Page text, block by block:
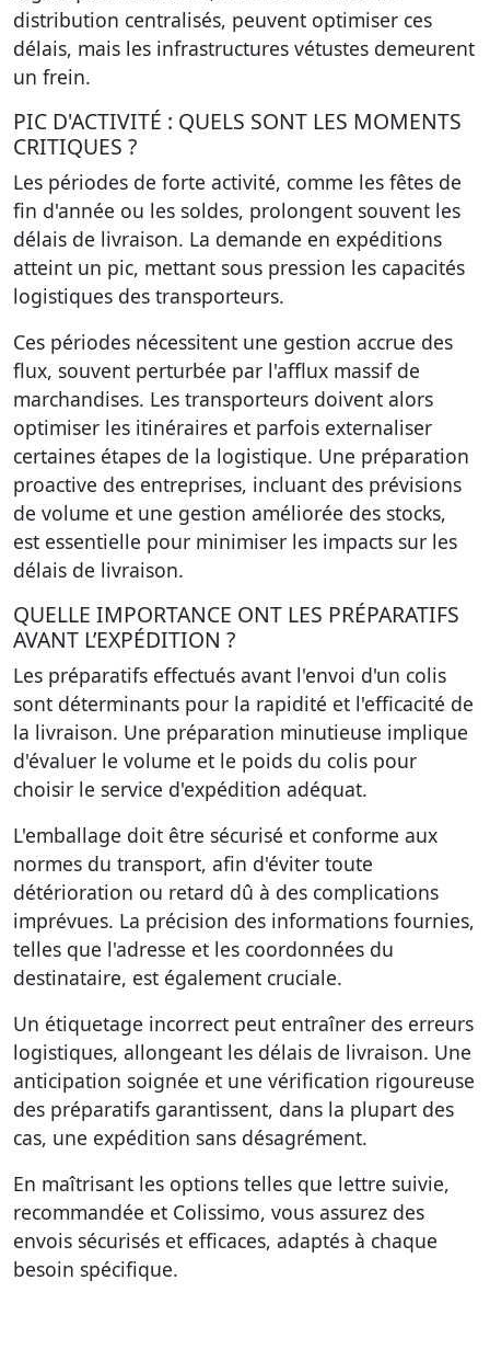
distribution centralisés, peuvent optimiser ces
délais, mais les infrastructures vétustes demeurent
un frein.
PIC D'ACTIVITÉ : QUELS SONT LES MOMENTS
CRITIQUES ?
Les périodes de forte activité, comme les fêtes de
fin d'année ou les soldes, prolongent souvent les
délais de livraison. La demande en expéditions
atteint un pic, mettant sous pression les capacités
logistiques des transporteurs.
Ces périodes nécessitent une gestion accrue des
flux, souvent perturbée par l'afflux massif de
marchandises. Les transporteurs doivent alors
optimiser les itinéraires et parfois externaliser
certaines étapes de la logistique. Une préparation
proactive des entreprises, incluant des prévisions
de volume et une gestion améliorée des stocks,
est essentielle pour minimiser les impacts sur les
délais de livraison.
QUELLE IMPORTANCE ONT LES PRÉPARATIFS
AVANT L’EXPÉDITION ?
Les préparatifs effectués avant l'envoi d'un colis
sont déterminants pour la rapidité et l'efficacité de
la livraison. Une préparation minutieuse implique
d'évaluer le volume et le poids du colis pour
choisir le service d'expédition adéquat.
L'emballage doit être sécurisé et conforme aux
normes du transport, afin d'éviter toute
détérioration ou retard dû à des complications
imprévues. La précision des informations fournies,
telles que l'adresse et les coordonnées du
destinataire, est également cruciale.
Un étiquetage incorrect peut entraîner des erreurs
logistiques, allongeant les délais de livraison. Une
anticipation soignée et une vérification rigoureuse
des préparatifs garantissent, dans la plupart des
cas, une expédition sans désagrément.
En maîtrisant les options telles que lettre suivie,
recommandée et Colissimo, vous assurez des
envois sécurisés et efficaces, adaptés à chaque
besoin spécifique.